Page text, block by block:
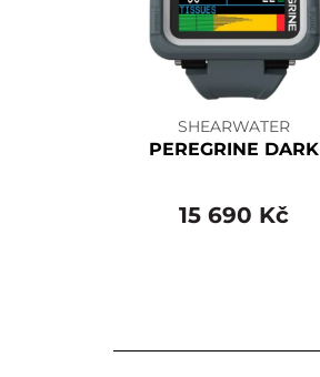
SHEARWATER
PEREGRINE DARK
15 690 Kč